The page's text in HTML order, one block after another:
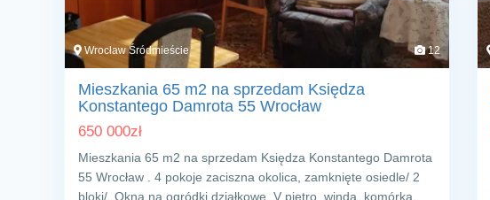
Wrocław Śródmieście 12
Mieszkania 65 m2 na sprzedam Księdza
Konstantego Damrota 55 Wrocław
650 000zł
Mieszkania 65 m2 na sprzedam Księdza Konstantego Damrota
55 Wrocław . 4 pokoje zaciszna okolica, zamknięte osiedle/ 2
bloki/. Okna na ogródki działkowe, V piętro, winda, komórka